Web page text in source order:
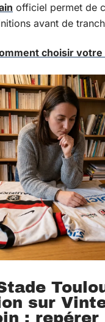
officiel permet de
avant de
choisir votre
sur
: repérer